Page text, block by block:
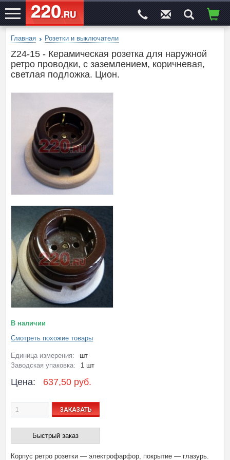
ЭЛЕКТРОСАЙТ№1
Главная Розетки и выключатели
Z24-15 - Керамическая розетка для наружной
ретро проводки, с заземлением, коричневая,
светлая подложка. Цион.
В наличии
Смотреть похожие товары
Единица измерения:
шт
Заводская упаковка:
1 шт
Цена: 637,50 руб.
ЗАКАЗАТЬ
Быстрый заказ
Корпус ретро розетки — электрофарфор, покрытие — глазурь.